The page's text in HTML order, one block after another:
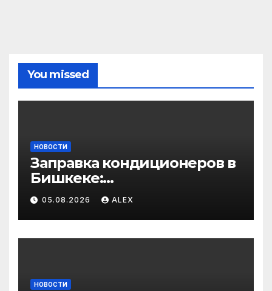
You missed
НОВОСТИ
Заправка кондиционеров в
Бишкеке:
профессиональные услуги
для дома и авто
05.08.2026 ALEX
НОВОСТИ